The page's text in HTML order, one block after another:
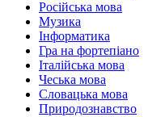
Російська мова
Музика
Інформатика
Гра на фортепіано
Італійська мова
Чеська мова
Словацька мова
Природознавство